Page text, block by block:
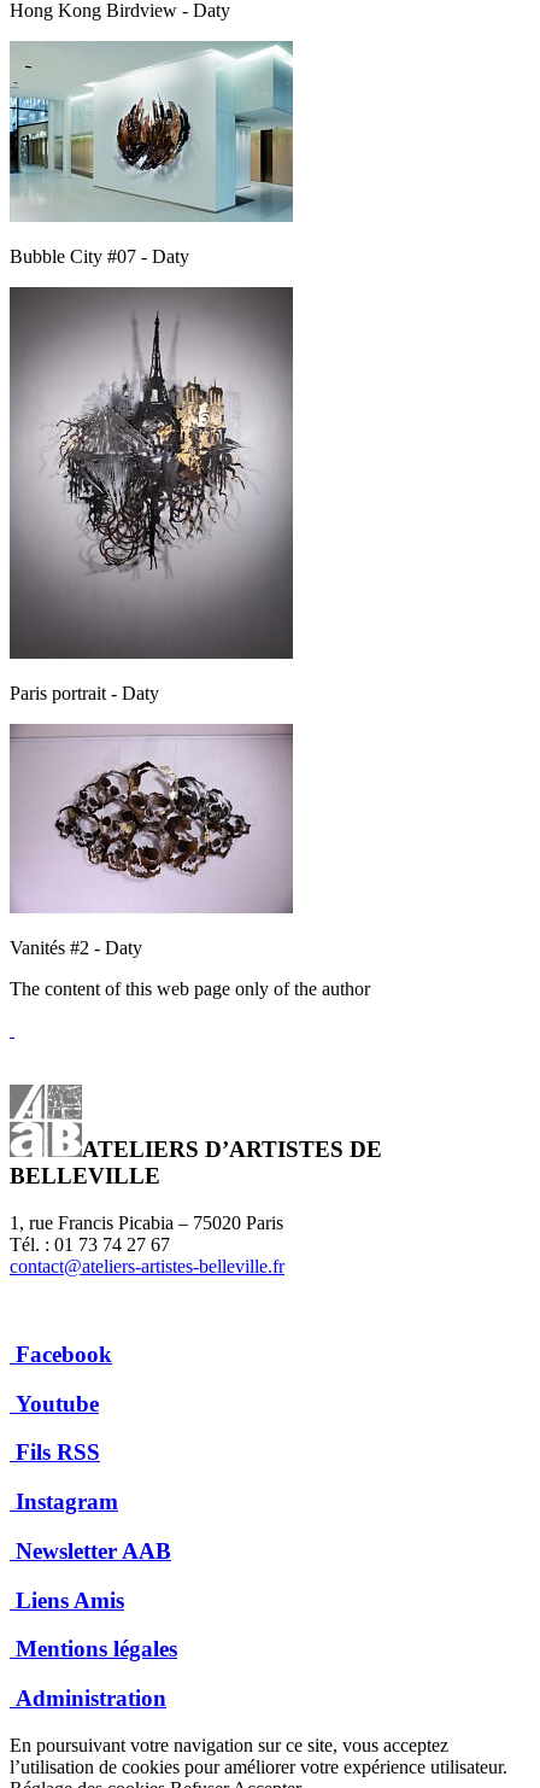
Hong Kong Birdview - Daty
Bubble City #07 - Daty
Paris portrait - Daty
Vanités #2 - Daty
The content of this web page only of the author
ATELIERS D’ARTISTES DE
BELLEVILLE
1, rue Francis Picabia – 75020 Paris
Tél. : 01 73 74 27 67
contact@ateliers-artistes-belleville.fr
Facebook
Youtube
Fils RSS
Instagram
Newsletter AAB
Liens Amis
Mentions légales
Administration
En poursuivant votre navigation sur ce site, vous acceptez
l’utilisation de cookies pour améliorer votre expérience utilisateur.